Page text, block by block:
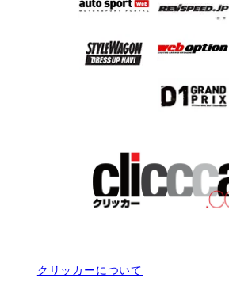
クリッカーについて